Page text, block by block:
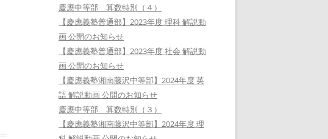
慶應中等部 算数特別（４）
【慶應義塾普通部】2023年度 理科 解説動
画 公開のお知らせ
【慶應義塾普通部】2023年度 社会 解説動
画 公開のお知らせ
【慶應義塾湘南藤沢中等部】2024年度 英
語 解説動画 公開のお知らせ
慶應中等部 算数特別（３）
【慶應義塾湘南藤沢中等部】2024年度 理